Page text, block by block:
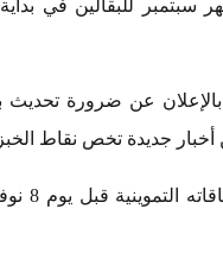
للبقالين في بداية
عن ضرورة تحديث
أخبار جديدة تخص نقاط